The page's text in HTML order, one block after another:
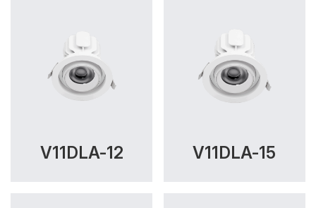
V11DLA-12 V11DLA-15